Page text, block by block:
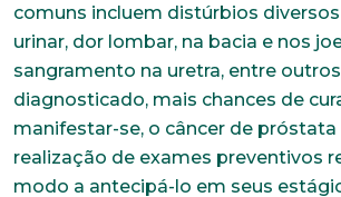
comuns incluem distúrbios
urinar, dor lombar, na bacia e nos
sangramento na uretra, entre
diagnosticado, mais chances de
manifestar-se, o câncer de próstata
realização de exames preventivos
modo a antecipá-lo em seus